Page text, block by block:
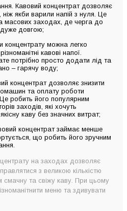
Кавовий концентрат дозволяє
якби варили напій з нуля. Це
масових заходах, де черга до
дуже довгою;
концентрату можна легко
кавові напої.
потрібно просто додати лід та
– гарячу воду;
концентрат дозволяє знизити
та оплату роботи
робить його популярним
заходів, які хочуть
каву без значних витрат;
концентрат займає менше
що робить його зручним
на заходах дозволяє
з великою кількістю
смачну та свіжу каву. При цьому
меню та здивувати